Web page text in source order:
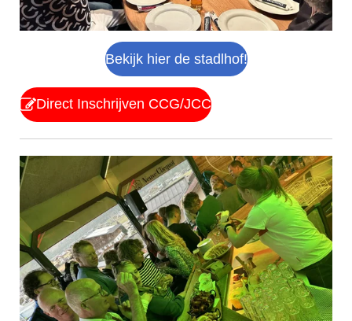
Bekijk hier de stadlhof!
Direct Inschrijven CCG/JCC